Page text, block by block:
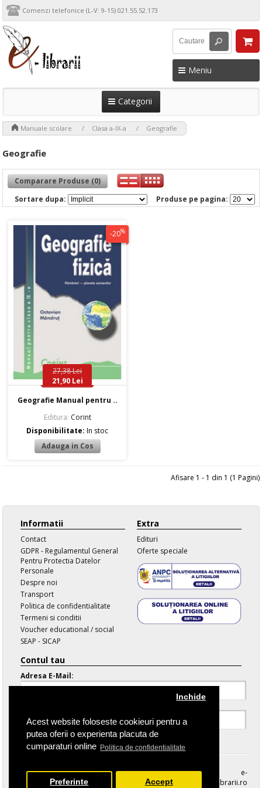
Acest website foloseste cookieuri pentru a
putea oferii o experienta placuta de
cumparaturi online Politica de confidentialitate
Inchide
Preferinte Accept
Comenzi telefonice (L-V: 9-15) 021.55.52.173
Meniu
Categorii
Manuale scolare Clasa a-IX-a Geografie
Geografie
Comparare Produse (0)
Produse pe pagina:
Sortare dupa:
-20%
27,38 Lei
21,90 Lei
Geografie Manual pentru ..
Editura: Corint
Disponibilitate:In stoc
Afisare 1 - 1 din 1 (1 Pagini)
Informatii
Contact
GDPR - Regulamentul General
Pentru Protectia Datelor
Personale
Despre noi
Transport
Politica de confidentialitate
Termeni si conditii
Voucher educational / social
SEAP - SICAP
Extra
Edituri
Oferte speciale
Contul tau
Adresa E-Mail:
Parola Uitata
e-
librarii.ro